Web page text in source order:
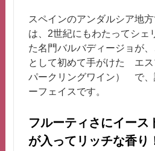
スペインのアンダルシア地
は、2世紀にもわたってシェ
た名門バルバディージョが
として初めて手がけた エ
パークリングワイン） で、
ーフェイスです。
フルーティさにイース
が入ってリッチな香り